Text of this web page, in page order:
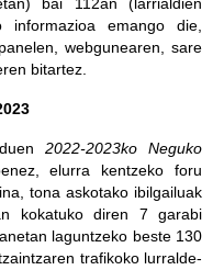
emango die,
webgunearen, sare
bitartez.
duen2022-2023ko Neguko
elurra kentzeko foru
tona askotako ibilgailuak
kokatuko diren 7 garabi
laguntzeko beste 130
trafikoko lurralde-